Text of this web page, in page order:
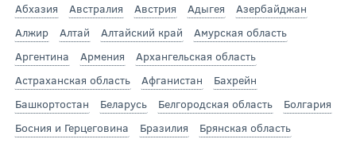
Абхазия Австралия Австрия Адыгея
Азербайджан
Алжир
Алтай Алтайский край
Амурская область
Аргентина
Армения
Архангельская область
Астраханская область
Афганистан
Бахрейн
Башкортостан
Беларусь Белгородская область
Болгария
Босния и Герцеговина
Бразилия
Брянская область